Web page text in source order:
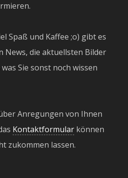
Spaß und Kaffee ;o) gibt es
News, die aktuellsten Bilder
Sie sonst noch wissen
Anregungen von Ihnen
Kontaktformular können
zukommen lassen.